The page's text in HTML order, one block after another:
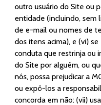
outro usuário do Site ou
entidade (incluindo, sem
de e-mail ou nomes de
dos itens acima), e (vi)
conduta que restrinja ou
do Site por alguém, ou
nós, possa prejudicar a
ou expô-los a
concorda em não: (vii)